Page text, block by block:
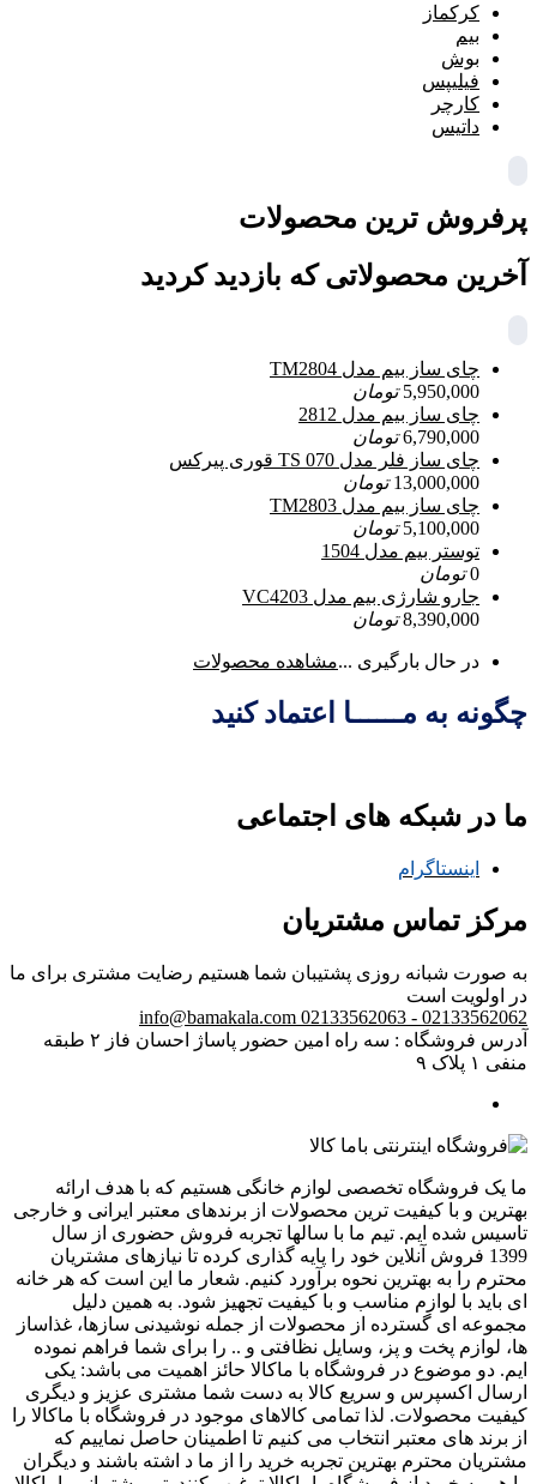
کرکماز
بیم
بوش
فیلیپس
کارچر
داتیس
پرفروش ترین محصولات
آخرین محصولاتی که بازدید کردید
چای ساز بیم مدل TM2804
5,950,000 تومان
چای ساز بیم مدل 2812
6,790,000 تومان
چای ساز فلر مدل TS 070 قوری پیرکس
13,000,000 تومان
چای ساز بیم مدل TM2803
5,100,000 تومان
توستر بیم مدل 1504
0 تومان
جارو شارژی بیم مدل VC4203
8,390,000 تومان
در حال بارگیری ...مشاهده محصولات
چگونه به مــــــا اعتماد کنید
ما در شبکه های اجتماعی
اینستاگرام
مرکز تماس مشتریان
به صورت شبانه روزی پشتیبان شما هستیم رضایت مشتری برای ما
در اولویت است
02133562062 - 02133562063
info@bamakala.com
آدرس فروشگاه : سه راه امین حضور پاساژ احسان فاز ۲ طبقه
منفی ۱ پلاک ۹
ما یک فروشگاه تخصصی لوازم خانگی هستیم که با هدف ارائه
بهترین و با کیفیت ترین محصولات از برندهای معتبر ایرانی و خارجی
تاسیس شده ایم. تیم ما با سالها تجربه فروش حضوری از سال
1399 فروش آنلاین خود را پایه گذاری کرده تا نیازهای مشتریان
محترم را به بهترین نحوه برآورد کنیم. شعار ما این است که هر خانه
ای باید با لوازم مناسب و با کیفیت تجهیز شود. به همین دلیل
مجموعه ای گسترده از محصولات از جمله نوشیدنی سازها، غذاساز
ها، لوازم پخت و پز، وسایل نظافتی و .. را برای شما فراهم نموده
ایم. دو موضوع در فروشگاه با ماکالا حائز اهمیت می باشد: یکی
ارسال اکسپرس و سریع کالا به دست شما مشتری عزیز و دیگری
کیفیت محصولات. لذا تمامی کالاهای موجود در فروشگاه با ماکالا را
از برند های معتبر انتخاب می کنیم تا اطمینان حاصل نماییم که
مشتریان محترم بهترین تجربه خرید را از ما د اشته باشند و دیگران